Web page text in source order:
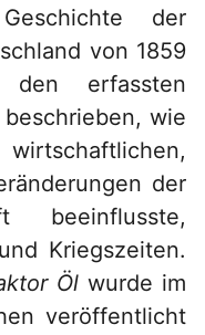
der
von 1859
erfassten
wie
der
beeinflusste,
Kriegszeiten.
Ölwurde im
veröffentlicht